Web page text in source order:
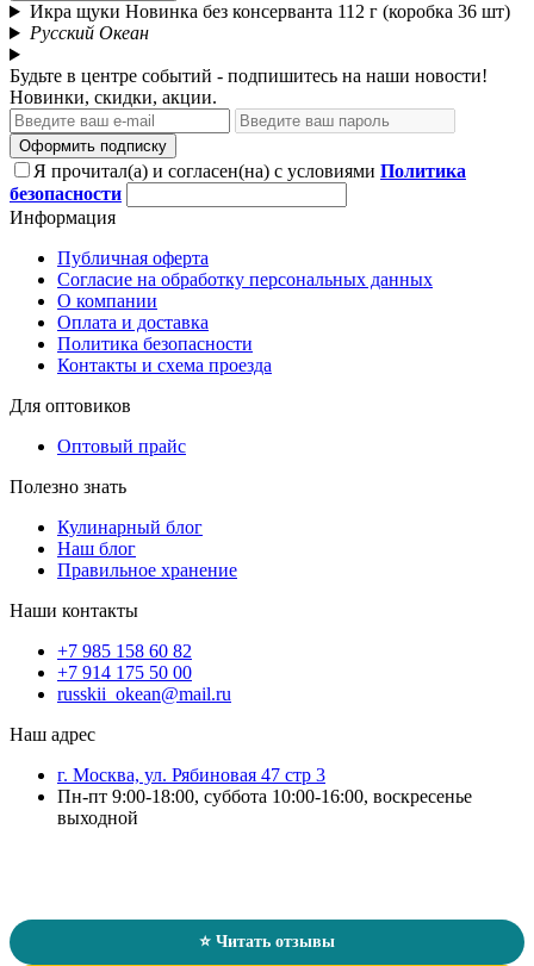
Икра щуки Новинка без консерванта 112 г (коробка 36 шт)
Русский Океан
Будьте в центре событий - подпишитесь на наши новости!
Новинки, скидки, акции.
Оформить подписку
Я прочитал(а) и согласен(на) с условиями Политика
безопасности
Информация
Публичная оферта
Согласие на обработку персональных данных
О компании
Оплата и доставка
Политика безопасности
Контакты и схема проезда
Для оптовиков
Оптовый прайс
Полезно знать
Кулинарный блог
Наш блог
Правильное хранение
Наши контакты
+7 985 158 60 82
+7 914 175 50 00
russkii_okean@mail.ru
Наш адрес
г. Москва, ул. Рябиновая 47 стр 3
Пн-пт 9:00-18:00, суббота 10:00-16:00, воскресенье
выходной
⭐ Читать отзывы